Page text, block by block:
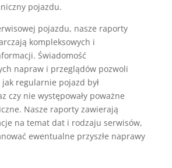
pojazdu.
pojazdu, nasze raporty
kompleksowych i
Świadomość
napraw i przeglądów pozwoli
regularnie pojazd był
czy nie występowały poważne
Nasze raporty zawierają
na temat dat i rodzaju serwisów,
ewentualne przyszłe naprawy